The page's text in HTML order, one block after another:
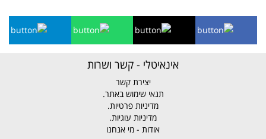
אינאיטלי - קשר ושרות
יצירת קשר
תנאי שימוש באתר.
מדיניות פרטיות.
מדיניות עוגיות.
אודות - מי אנחנו